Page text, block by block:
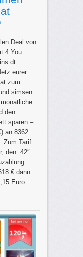
Deal von
4 You
dt.
eurer
zum
simsen
den
sparen –
an 8362
Zum Tarif
den 42″
€ dann
Euro